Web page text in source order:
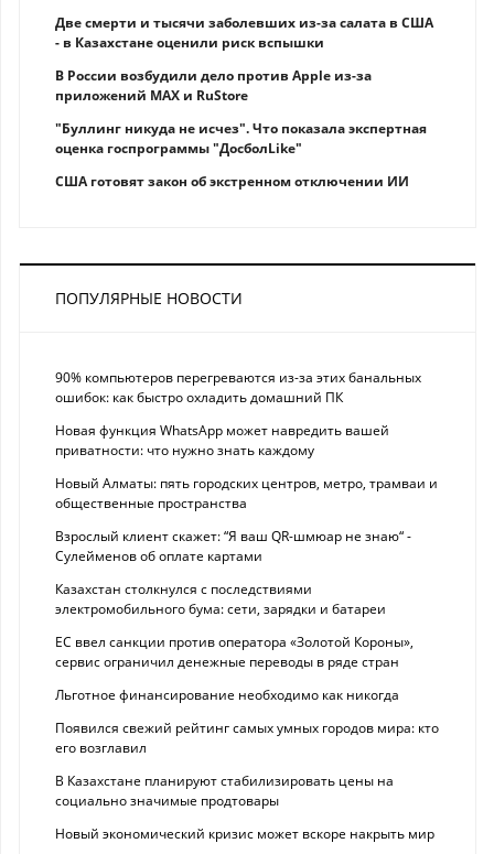
Две смерти и тысячи заболевших из-за салата в США
- в Казахстане оценили риск вспышки
В России возбудили дело против Apple из-за
приложений MAX и RuStore
"Буллинг никуда не исчез". Что показала экспертная
оценка госпрограммы "ДосболLike"
США готовят закон об экстренном отключении ИИ
ПОПУЛЯРНЫЕ НОВОСТИ
90% компьютеров перегреваются из-за этих банальных
ошибок: как быстро охладить домашний ПК
Новая функция WhatsApp может навредить вашей
приватности: что нужно знать каждому
Новый Алматы: пять городских центров, метро, трамваи и
общественные пространства
Взрослый клиент скажет: “Я ваш QR-шмюар не знаю“ -
Сулейменов об оплате картами
Казахстан столкнулся с последствиями
электромобильного бума: сети, зарядки и батареи
ЕС ввел санкции против оператора «Золотой Короны»,
сервис ограничил денежные переводы в ряде стран
Льготное финансирование необходимо как никогда
Появился свежий рейтинг самых умных городов мира: кто
его возглавил
В Казахстане планируют стабилизировать цены на
социально значимые продтовары
Новый экономический кризис может вскоре накрыть мир